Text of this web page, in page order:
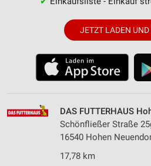
JETZT LADEN UND
DAS FUTTERHAUS
Schönfließer Straße
16540 Hohen
17,78 km